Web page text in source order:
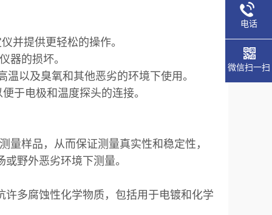
并提供更轻松的操作。
器的损坏。
以及臭氧和其他恶劣的环境下使用。
于电极和温度探头的连接。
样品，从而保证测量真实性和稳定性，
野外恶劣环境下测量。
多腐蚀性化学物质，包括用于电镀和化学
电话
微信扫一扫